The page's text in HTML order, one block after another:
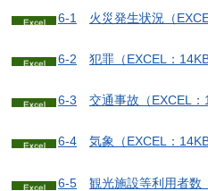
6-1 火災発生状況（
6-2 犯罪（EXCEL：14KB
6-3 交通事故（EXCEL：
6-4 気象（EXCEL：14KB
6-5 観光施設等利用者数